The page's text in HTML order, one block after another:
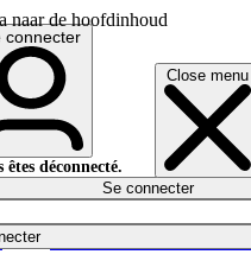
naar de hoofdinhoud
Close menu
connecter
êtes déconnecté.
Se connecter